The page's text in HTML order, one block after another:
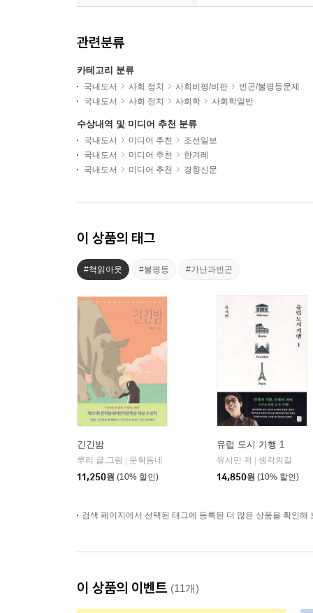
관련분류
카테고리 분류
국내도서 사회 정치 사회비평/비판
빈곤/불평등문제
국내도서
사회 정치 사회학 사회학일반
수상내역 및 미디어 추천 분류
국내도서 미디어 추천
조선일보
국내도서
미디어 추천
한겨레
국내도서
미디어 추천 경향신문
이 상품의 태그
#책읽아웃 #불평등 #가난과빈곤
긴긴밤
루리 글,그림
문학동네
11,250원 (10% 할인)
유럽 도시 기행 1
유시민 저
생각의길
14,850원 (10% 할인)
검색 페이지에서 선택된 태그에 등록된 더 많은 상품을 확인해
이 상품의 이벤트 (11개)